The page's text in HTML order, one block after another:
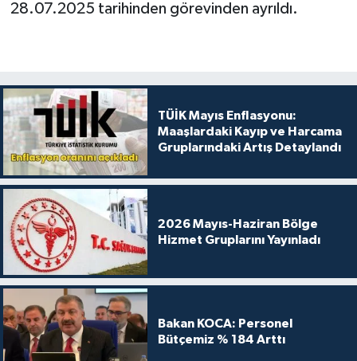
28.07.2025 tarihinden görevinden ayrıldı.
TÜİK Mayıs Enflasyonu:
Maaşlardaki Kayıp ve Harcama
Gruplarındaki Artış Detaylandı
2026 Mayıs-Haziran Bölge
Hizmet Gruplarını Yayınladı
Bakan KOCA: Personel
Bütçemiz % 184 Arttı